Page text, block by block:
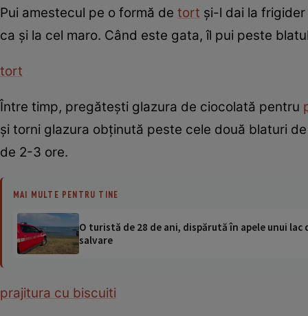
Pui amestecul pe o formă de tort şi-l dai la
ca şi la cel maro. Când este gata, îl pui peste
tort
Între timp, pregăteşti glazura de ciocolată pentru
şi torni glazura obţinută peste cele două blaturi
de 2-3 ore.
MAI MULTE PENTRU TINE
O turistă de 28 de ani, dispărută în apele unui
salvare
prajitura cu biscuiti